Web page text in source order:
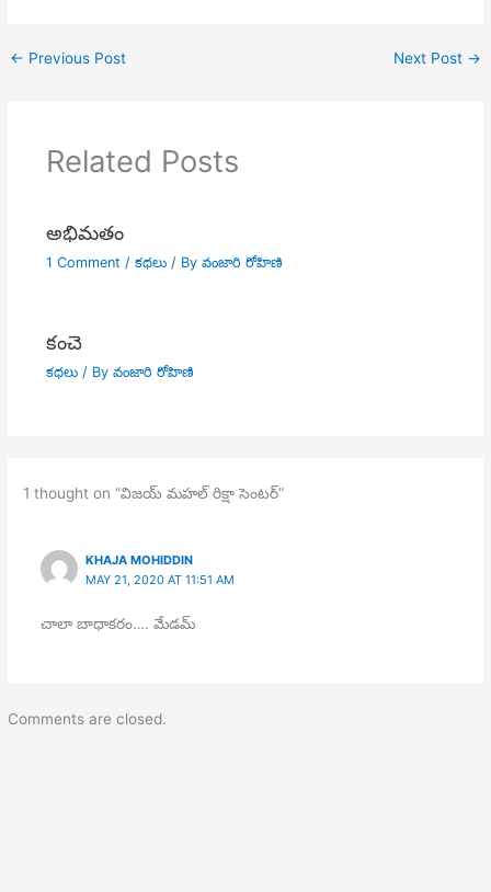
← Previous Post Next Post →
Related Posts
అభిమతం
1 Comment / కధలు/ By వంజారి రోహిణి
కంచె
కధలు/ By వంజారి రోహిణి
1 thought on “విజయ్ మహల్ రిక్షా సెంటర్”
KHAJA MOHIDDIN
MAY 21, 2020 AT 11:51 AM
చాలా బాధాకరం…. మేడమ్
Comments are closed.